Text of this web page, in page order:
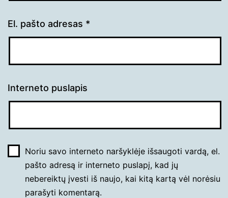
El. pašto adresas *
Interneto puslapis
Noriu savo interneto naršyklėje išsaugoti vardą, el.
pašto adresą ir interneto puslapį, kad jų
nebereiktų įvesti iš naujo, kai kitą kartą vėl norėsiu
parašyti komentarą.